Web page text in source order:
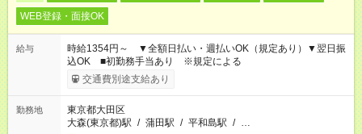
WEB登録・面接OK
給与
時給1354円～ ▼全額日払い・週払いOK（規定あり）▼翌日振
込OK ■初勤務手当あり ※規定による
交通費別途支給あり
勤務地
東京都大田区
大森(東京都)駅 / 蒲田駅 / 平和島駅 / …